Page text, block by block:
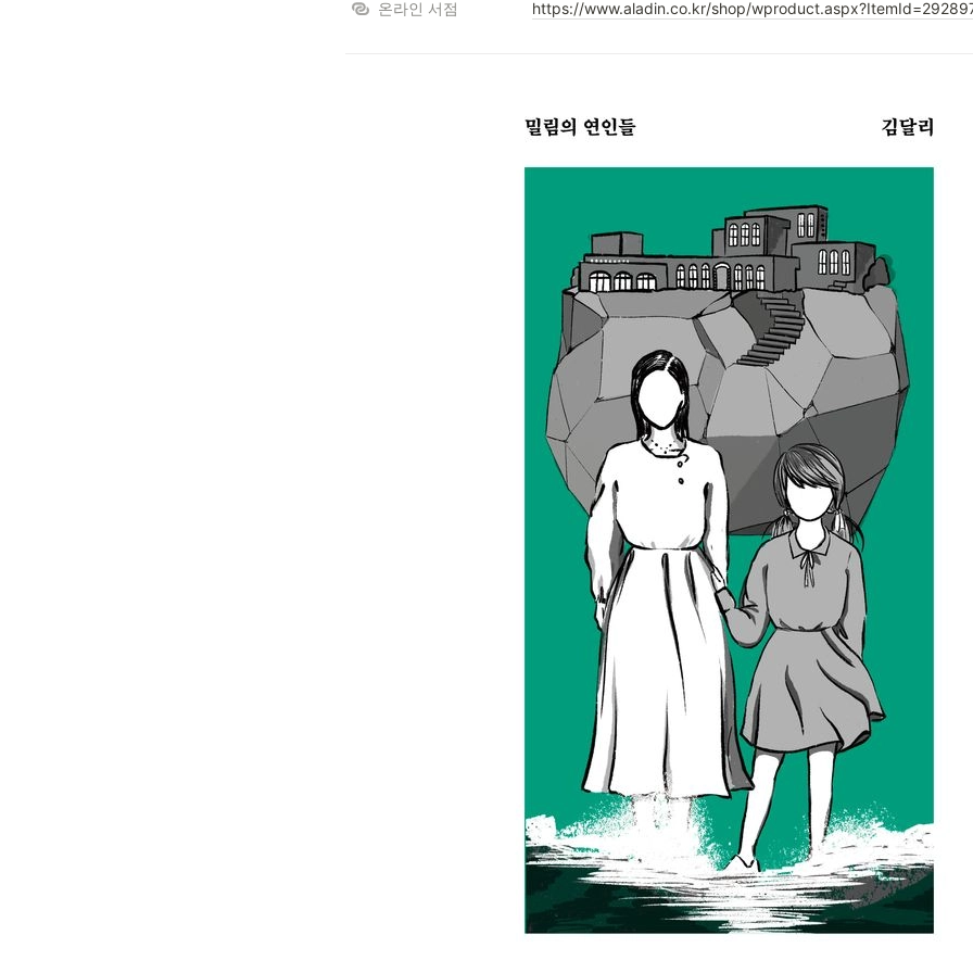
온라인 서점 https://www.aladin.co.kr/shop/